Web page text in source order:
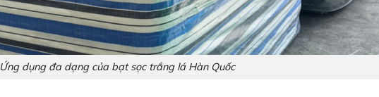
Ứng dụng đa dạng của bạt sọc trắng lá Hàn Quốc